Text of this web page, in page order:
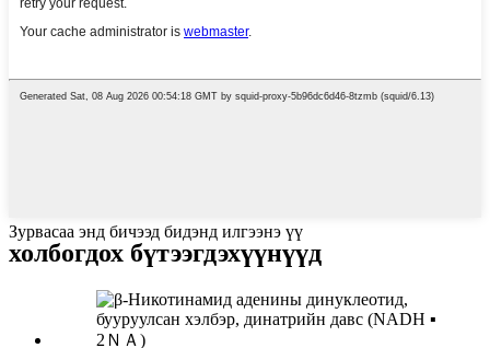
Зурвасаа энд бичээд бидэнд илгээнэ үү
холбогдох бүтээгдэхүүнүүд